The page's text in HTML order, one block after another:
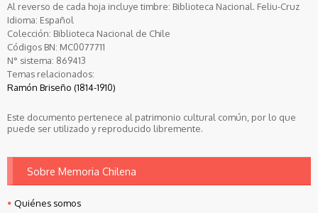
Al reverso de cada hoja incluye timbre: Biblioteca Nacional. Feliu-Cruz
Idioma: Español
Colección: Biblioteca Nacional de Chile
Códigos BN: MC0077711
N° sistema: 869413
Temas relacionados:
Ramón Briseño (1814-1910)
Este documento pertenece al patrimonio cultural común, por lo que
puede ser utilizado y reproducido libremente.
Sobre Memoria Chilena
Quiénes somos